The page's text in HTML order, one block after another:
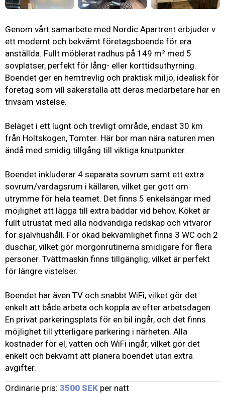
Genom vårt samarbete med Nordic Apartrent erbjuder v
ett modernt och bekvämt företagsboende för era
anställda. Fullt möblerat radhus på 149 m² med 5
sovplatser, perfekt för lång- eller korttidsuthyrning.
Boendet ger en hemtrevlig och praktisk miljö, idealisk för
företag som vill säkerställa att deras medarbetare har en
trivsam vistelse.
Beläget i ett lugnt och trevligt område, endast 30 km
från Holtskogen, Tomter. Här bor man nära naturen men
ändå med smidig tillgång till viktiga knutpunkter.
Boendet inkluderar 4 separata sovrum samt ett extra
sovrum/vardagsrum i källaren, vilket ger gott om
utrymme för hela teamet. Det finns 5 enkelsängar med
möjlighet att lägga till extra bäddar vid behov. Köket är
fullt utrustat med alla nödvändiga redskap och vitvaror
för självhushåll. För ökad bekvämlighet finns 3 WC och 2
duschar, vilket gör morgonrutinerna smidigare för flera
personer. Tvättmaskin finns tillgänglig, vilket är perfekt
för längre vistelser.
Boendet har även TV och snabbt WiFi, vilket gör det
enkelt att både arbeta och koppla av efter arbetsdagen.
En privat parkeringsplats för en bil ingår, och det finns
möjlighet till ytterligare parkering i närheten. Alla
kostnader för el, vatten och WiFi ingår, vilket gör det
enkelt och bekvämt att planera boendet utan extra
avgifter.
Ordinarie pris: 3500 SEK per natt